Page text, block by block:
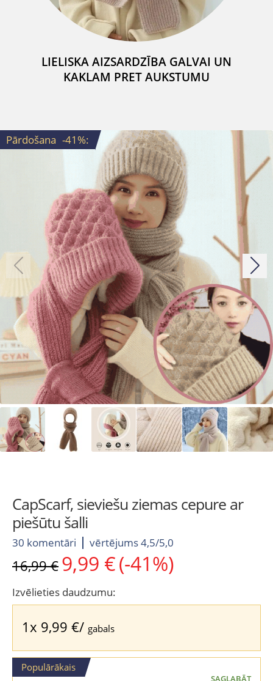
LIELISKA AIZSARDZĪBA GALVAI UN
KAKLAM PRET AUKSTUMU
Pārdošana -41%:
CapScarf, sieviešu ziemas cepure ar
piešūtu šalli
30 komentāri vērtējums 4,5/5,0
16,99€ Original
price
was:
16,99 €.
9,99 € Current
price
9,99 €.
(-41%)
Izvēlieties daudzumu:
1x 9,99 €/ gabals
Populārākais
SAGLABĀT